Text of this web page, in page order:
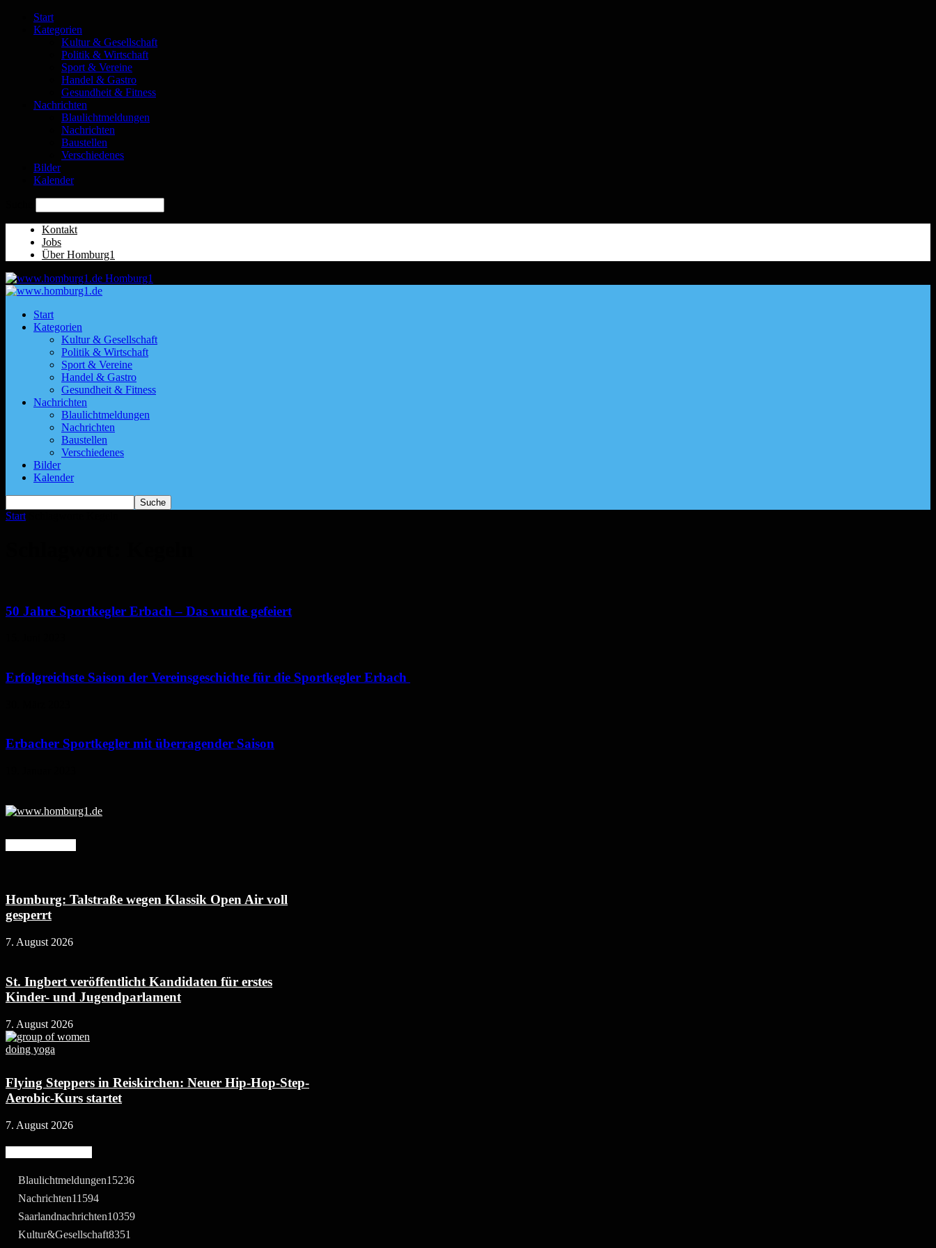
Start
Kategorien
Kultur & Gesellschaft
Politik & Wirtschaft
Sport & Vereine
Handel & Gastro
Gesundheit & Fitness
Nachrichten
Blaulichtmeldungen
Nachrichten
Baustellen
Verschiedenes
Bilder
Kalender
Kontakt
Jobs
Über Homburg1
Homburg1
Start
Kategorien
Kultur & Gesellschaft
Politik & Wirtschaft
Sport & Vereine
Handel & Gastro
Gesundheit & Fitness
Nachrichten
Blaulichtmeldungen
Nachrichten
Baustellen
Verschiedenes
Bilder
Kalender
Start
50 Jahre Sportkegler Erbach – Das wurde gefeiert
Erfolgreichste Saison der Vereinsgeschichte für die Sportkegler Erbach
Erbacher Sportkegler mit überragender Saison
Homburg: Talstraße wegen Klassik Open Air voll
gesperrt
7. August 2026
St. Ingbert veröffentlicht Kandidaten für erstes
Kinder- und Jugendparlament
7. August 2026
Flying Steppers in Reiskirchen: Neuer Hip-Hop-Step-
Aerobic-Kurs startet
7. August 2026
Blaulichtmeldungen15236
Nachrichten11594
Saarlandnachrichten10359
Kultur&Gesellschaft8351